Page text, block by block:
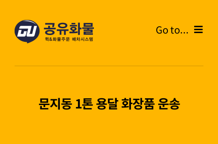
Go to...
문지동 1톤 용달 화장품 운송